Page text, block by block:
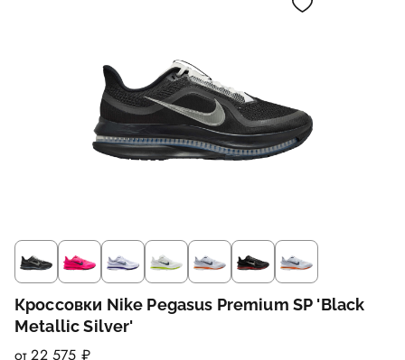
Кроссовки Nike Pegasus Premium SP 'Black
Metallic Silver'
от 22 575 ₽